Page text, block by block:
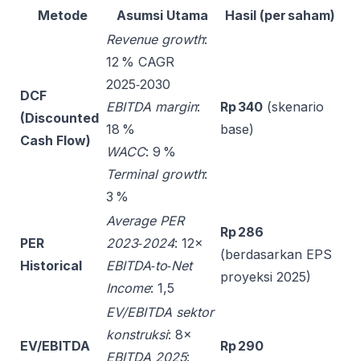
Metode
Asumsi Utama Hasil (per saham)
DCF
(Discounted
Cash Flow)
Revenue growth:
12 % CAGR
2025‑2030
EBITDA margin:
18 %
WACC: 9 %
Terminal growth:
3 %
Rp 340 (skenario
base)
PER
Historical
Average PER
2023‑2024: 12×
EBITDA‑to‑Net
Income: 1,5
Rp 286
(berdasarkan EPS
proyeksi 2025)
EV/EBITDA
EV/EBITDA sektor
konstruksi: 8×
EBITDA 2025:
Rp 290